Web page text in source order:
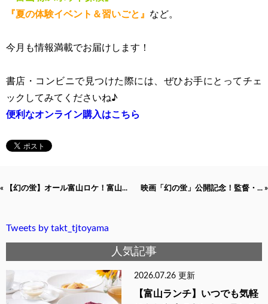
『夏の体験イベント＆習いごと』 など。
今月も情報満載でお届けします！
書店・コンビニで見つけた際には、ぜひお手にとってチェ
ックしてみてくださいね♪
便利なオンライン購入はこちら
« 【幻の蛍】オール富山ロケ！富山... 映画「幻の蛍」公開記念！監督・... »
Tweets by takt_tjtoyama
人気記事
2026.07.26 更新
【富山ランチ】いつでも気軽